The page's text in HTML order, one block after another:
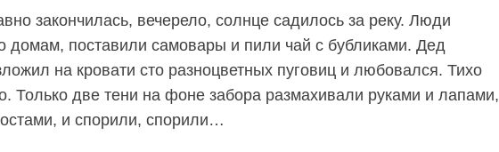
закончилась, вечерело, солнце садилось за реку. Люди
домам, поставили самовары и пили чай с бубликами. Дед
на кровати сто разноцветных пуговиц и любовался. Тихо
Только две тени на фоне забора размахивали руками и лапами,
и спорили, спорили…